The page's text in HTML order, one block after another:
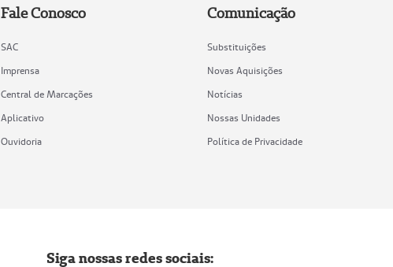
Fale Conosco
SAC
Imprensa
Central de Marcações
Aplicativo
Ouvidoria
Comunicação
Substituições
Novas Aquisições
Notícias
Nossas Unidades
Política de Privacidade
Siga nossas redes sociais: